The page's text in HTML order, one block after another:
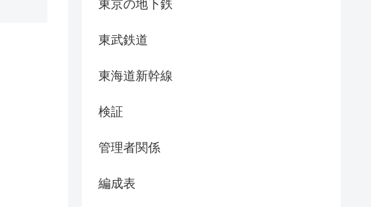
東京の地下鉄
東武鉄道
東海道新幹線
検証
管理者関係
編成表